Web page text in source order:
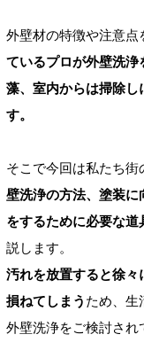
外壁材の特徴や注意点
ているプロが外壁洗
藻、室内からは掃除し
す。
そこで今回は私たち
壁洗浄の方法、塗装
をするために必要な
説します。
汚れを放置すると徐
損ねてしまう ため、生
外壁洗浄をご検討され